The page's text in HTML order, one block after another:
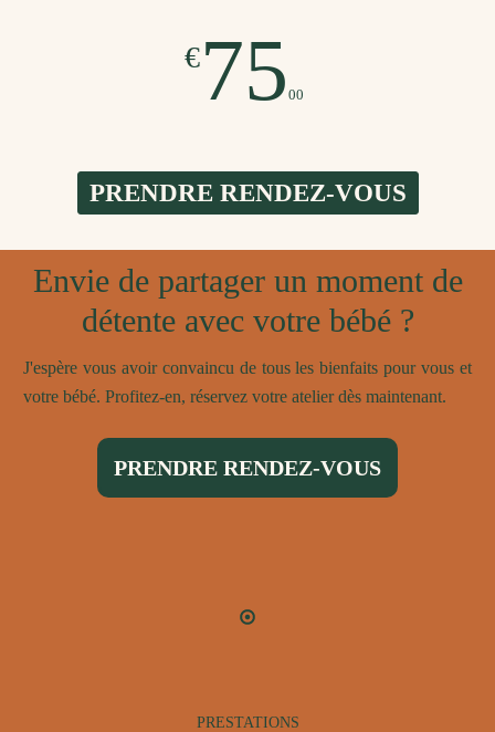
€75 00
PRENDRE RENDEZ-VOUS
Envie de partager un moment de
détente avec votre bébé ?
J'espère vous avoir convaincu de tous les bienfaits pour vous et
votre bébé. Profitez-en, réservez votre atelier dès maintenant.
PRENDRE RENDEZ-VOUS
PRESTATIONS